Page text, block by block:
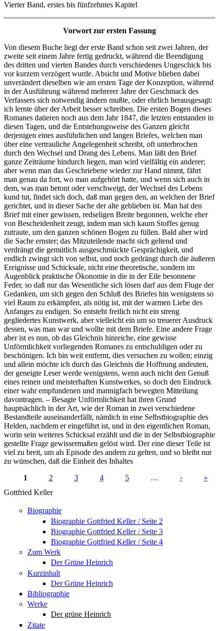
Vierter Band, erstes bis fünfzehntes Kapitel
Vorwort zur ersten Fassung
Von diesem Buche liegt der erste Band schon seit zwei Jahren, der
zweite seit einem Jahre fertig gedruckt, während die Beendigung
des dritten und vierten Bandes durch verschiedenes Ungeschick bis
vor kurzem verzögert wurde. Absicht und Motive blieben dabei
unverändert dieselben wie am ersten Tage der Konzeption, während
in der Ausführung während mehrerer Jahre der Geschmack des
Verfassers sich notwendig ändern mußte, oder ehrlich herausgesagt:
ich lernte über der Arbeit besser schreiben. Die ersten Bogen dieses
Romanes datieren noch aus dem Jahr 1847, die letzten entstanden in
diesen Tagen, und die Entstehungsweise des Ganzen gleicht
derjenigen eines ausführlichen und langen Briefes, welchen man
über eine vertrauliche Angelegenheit schreibt, oft unterbrochen
durch den Wechsel und Drang des Lebens. Man läßt den Brief
ganze Zeiträume hindurch liegen, man wird vielfältig ein anderer;
aber wenn man das Geschriebene wieder zur Hand nimmt, fährt
man genau da fort, wo man aufgehört hatte, und wenn sich auch in
dem, was man betont oder verschweigt, der Wechsel des Lebens
kund tut, findet sich doch, daß man gegen den, an welchen der Brief
gerichtet, und in dieser Sache der alte geblieben ist. Man hat den
Brief mit einer gewissen, redseligen Breite begonnen, welche eher
von Bescheidenheit zeugt, indem man sich kaum Stoffes genug
zutraute, um den ganzen schönen Bogen zu füllen. Bald aber wird
die Sache ernster; das Mitzuteilende macht sich geltend und
verdrängt die gemütlich ausgeschmückte Gesprächigkeit, und
endlich zwingt sich von selbst, und noch gedrängt durch die äußeren
Ereignisse und Schicksale, nicht eine theoretische, sondern im
Augenblick praktische Ökonomie in die in der Eile besonnene
Feder, so daß nur das Wesentliche sich lösen darf aus dem Fluge der
Gedanken, um sich gegen den Schluß des Briefes hin wenigstens so
viel Raum zu erkämpfen, als nötig ist, mit der warmen Liebe des
Anfanges zu endigen. So entsteht freilich nicht ein streng
gegliedertes Kunstwerk, aber vielleicht ein um so treuerer Ausdruck
dessen, was man war und wollte mit dem Briefe. Eine andere Frage
aber ist es nun, ob das Gleichnis hinreiche, eine gewisse
Unförmlichkeit vorliegenden Romanes zu entschuldigen oder zu
beschönigen. Ich bin weit entfernt, dies versuchen zu wollen; einzig
und allein möchte ich durch das Gleichnis die Hoffnung andeuten,
der geneigte Leser werde wenigstens, wenn auch nicht den Genuß
eines reinen und meisterhaften Kunstwerkes, so doch den Eindruck
einer wahr empfundenen und mannigfach bewegten Mitteilung
davontragen. – Besagte Unförmlichkeit hat ihren Grund
hauptsächlich in der Art, wie der Roman in zwei verschiedene
Bestandteile auseinanderfällt, nämlich in eine Selbstbiographie des
Helden, nachdem er eingeführt ist, und in den eigentlichen Roman,
worin sein weiteres Schicksal erzählt und die in der Selbstbiographie
gestellte Frage gewissermaßen gelöst wird. Der eine dieser Teile ist
viel zu breit, um als Episode des andern zu gelten, und so bleibt nur
zu wünschen, daß die Einheit des Inhaltes
Seiten
1 2 3 4 5 … ›
»
Gottfried Keller
Biographie
Biographie Gottfried Keller / Seite 2
Biographie Gottfried Keller / Seite 3
Biographie Gottfried Keller / Seite 4
Zum Werk
Der Grüne Heinrich
Kurzinhalt
Der Grüne Heinrich
Bibliographie
Werke
Der grüne Heinrich
Zitate